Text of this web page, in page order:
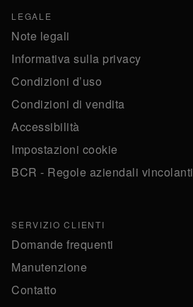
LEGALE
Note legali
Informativa sulla privacy
Condizioni d’uso
Condizioni di vendita
Accessibilità
Impostazioni cookie
BCR - Regole aziendali vincolanti
SERVIZIO CLIENTI
Domande frequenti
Manutenzione
Contatto